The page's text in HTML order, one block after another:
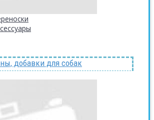
добавки для собак